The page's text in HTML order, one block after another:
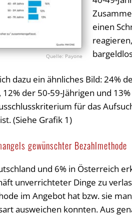
Payone
einen
dazu ein ähnliches Bild: 24%
der 50-59-Jährigen und
für das
(Siehe Grafik 1)
gewünschter Bezahlmethode
und 6% in Österreich
unverrichteter Dinge zu
im Angebot hat bzw. sie
ausweichen konnten. Aus